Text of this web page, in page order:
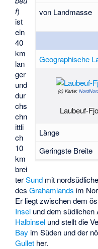
von Landmasse
Geographische
(c) Karte:
Laubeuf-
Länge
Geringste Breite
f)
ist
ein
40
km
lan
ger
und
dur
chs
chn
ittli
ch
10
km
brei
terSund mit
desGrahamlands im
Er liegt zwischen dem
Insel und dem
Halbinsel und stellt die
Bay im Süden und der
Gullet her.